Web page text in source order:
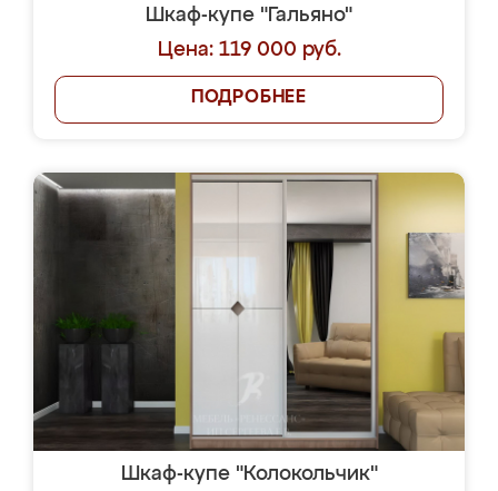
Шкаф-купе "Гальяно"
Цена: 119 000 руб.
ПОДРОБНЕЕ
Шкаф-купе "Колокольчик"